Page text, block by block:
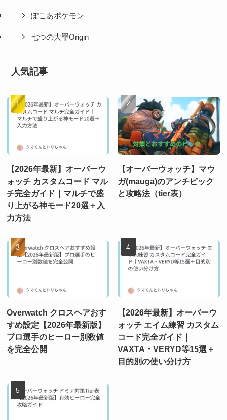
ぽこあポケモン
七つの大罪Origin
人気記事
【2026年最新】オーバーウ
ォッチ カスタムコード マル
チ完全ガイド｜マルチで盛
り上がる神モード20選＋入
力方法
【オーバーウォッチ】マウ
ガ(mauga)のアンチピック
と攻略法（tier表）
Overwatch クロスヘアおす
すめ設定【2026年最新版】
プロ選手のヒーロー別数値
を完全公開
【2026年最新】オーバーウ
ォッチ エイム練習 カスタム
コード完全ガイド｜
VAXTA・VERYD等15選＋
目的別の使い分け方